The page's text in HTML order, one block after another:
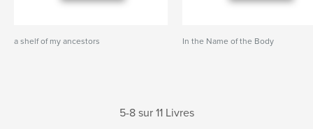
a shelf of my ancestors In the Name of the Body
5-8 sur 11 Livres